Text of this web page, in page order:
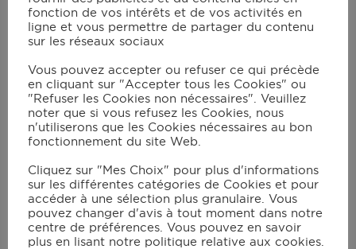
Ingrédients Cook Mode
1 queue de lotte
4 tranches fines de poitrine de porc(façon bacon)
un peu de farine
Instructions
fonction de vos intérêts et de vos activités en
ligne et vous permettre de partager du contenu
sur les réseaux sociaux
Vous pouvez accepter ou refuser ce qui précède
en cliquant sur "Accepter tous les Cookies" ou
"Refuser les Cookies non nécessaires". Veuillez
noter que si vous refusez les Cookies, nous
n'utiliserons que les Cookies nécessaires au bon
fonctionnement du site Web.
Cliquez sur "Mes Choix" pour plus d'informations
sur les différentes catégories de Cookies et pour
accéder à une sélection plus granulaire. Vous
pouvez changer d'avis à tout moment dans notre
centre de préférences. Vous pouvez en savoir
plus en lisant notre politique relative aux cookies.